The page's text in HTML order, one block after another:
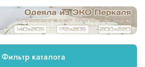
Фильтр каталога